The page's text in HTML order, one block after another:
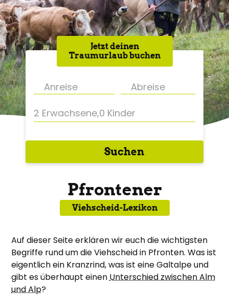
Jetzt deinen
Traumurlaub buchen
2 Erwachsene,0 Kinder
Suchen
Pfrontener
Viehscheid-Lexikon
Auf dieser Seite erklären wir euch die wichtigsten
Begriffe rund um die Viehscheid in Pfronten. Was ist
eigentlich ein Kranzrind, was ist eine Galtalpe und
gibt es überhaupt einenUnterschied zwischen Alm
und Alp?